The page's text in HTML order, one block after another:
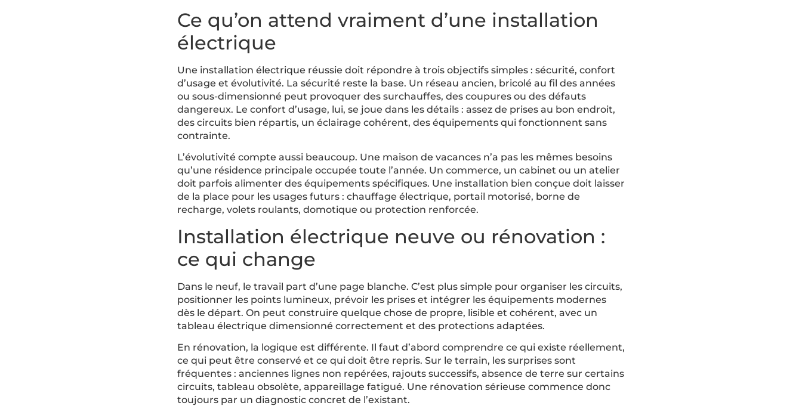
Ce qu’on attend vraiment d’une installation
électrique
Une installation électrique réussie doit répondre à trois objectifs simples : sécurité, confort
d’usage et évolutivité. La sécurité reste la base. Un réseau ancien, bricolé au fil des années
ou sous-dimensionné peut provoquer des surchauffes, des coupures ou des défauts
dangereux. Le confort d’usage, lui, se joue dans les détails : assez de prises au bon endroit,
des circuits bien répartis, un éclairage cohérent, des équipements qui fonctionnent sans
contrainte.
L’évolutivité compte aussi beaucoup. Une maison de vacances n’a pas les mêmes besoins
qu’une résidence principale occupée toute l’année. Un commerce, un cabinet ou un atelier
doit parfois alimenter des équipements spécifiques. Une installation bien conçue doit laisser
de la place pour les usages futurs : chauffage électrique, portail motorisé, borne de
recharge, volets roulants, domotique ou protection renforcée.
Installation électrique neuve ou rénovation :
ce qui change
Dans le neuf, le travail part d’une page blanche. C’est plus simple pour organiser les circuits,
positionner les points lumineux, prévoir les prises et intégrer les équipements modernes
dès le départ. On peut construire quelque chose de propre, lisible et cohérent, avec un
tableau électrique dimensionné correctement et des protections adaptées.
En rénovation, la logique est différente. Il faut d’abord comprendre ce qui existe réellement,
ce qui peut être conservé et ce qui doit être repris. Sur le terrain, les surprises sont
fréquentes : anciennes lignes non repérées, rajouts successifs, absence de terre sur certains
circuits, tableau obsolète, appareillage fatigué. Une rénovation sérieuse commence donc
toujours par un diagnostic concret de l’existant.